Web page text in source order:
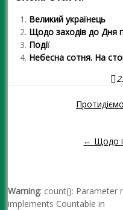
Великий українець
Щодо заходів до Дня
Події
Небесна сотня. На
Навігація
← Щодо
Warning: count(): Parameter
implements Countable in